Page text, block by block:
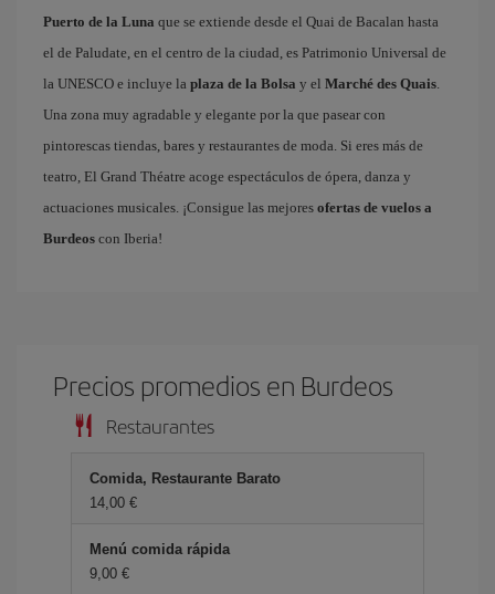
Puerto de la Luna que se extiende desde el Quai de Bacalan hasta
el de Paludate, en el centro de la ciudad, es Patrimonio Universal de
la UNESCO e incluye la plaza de la Bolsa y el Marché des Quais.
Una zona muy agradable y elegante por la que pasear con
pintorescas tiendas, bares y restaurantes de moda. Si eres más de
teatro, El Grand Théatre acoge espectáculos de ópera, danza y
actuaciones musicales. ¡Consigue las mejores ofertas de vuelos a
Burdeos con Iberia!
Precios promedios en Burdeos
Restaurantes
Comida, Restaurante Barato
14,00 €
Menú comida rápida
9,00 €